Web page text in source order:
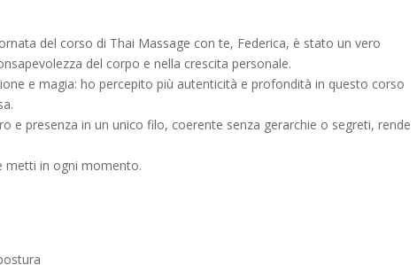
del corso di Thai Massage con te, Federica, è stato un vero
del corpo e nella crescita personale.
e magia: ho percepito più autenticità e profondità in questo corso
e presenza in un unico filo, coerente senza gerarchie o segreti, rende
metti in ogni momento.